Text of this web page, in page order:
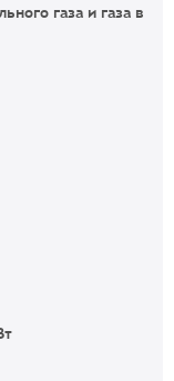
газа и газа в